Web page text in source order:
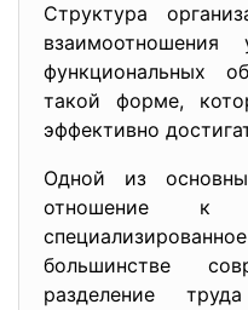
Структура
функциональных
такой форме,
эффективно
Одной из
отношение к
большинстве
разделение